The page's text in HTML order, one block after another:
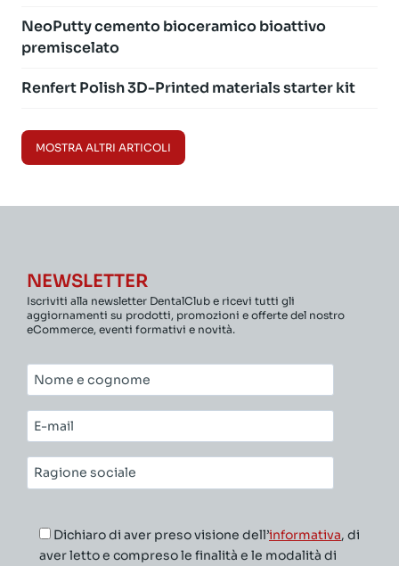
NeoPutty cemento bioceramico bioattivo
premiscelato
Renfert Polish 3D-Printed materials starter kit
MOSTRA ALTRI ARTICOLI
NEWSLETTER
Iscriviti alla newsletter DentalClub e ricevi tutti gli
aggiornamenti su prodotti, promozioni e offerte del nostro
eCommerce, eventi formativi e novità.
Nome
e
cognome*
E-
mail*
Ragione
sociale*
Dichiaro di aver preso visione dell’informativa, di
aver letto e compreso le finalità e le modalità di